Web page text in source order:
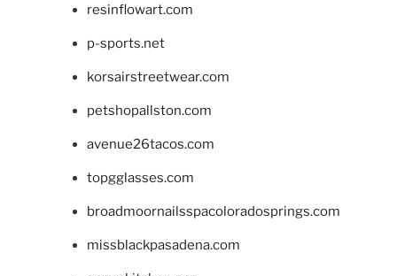
resinflowart.com
p-sports.net
korsairstreetwear.com
petshopallston.com
avenue26tacos.com
topgglasses.com
broadmoornailsspacoloradosprings.com
missblackpasadena.com